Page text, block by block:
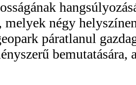
melyek négy
páratlanul